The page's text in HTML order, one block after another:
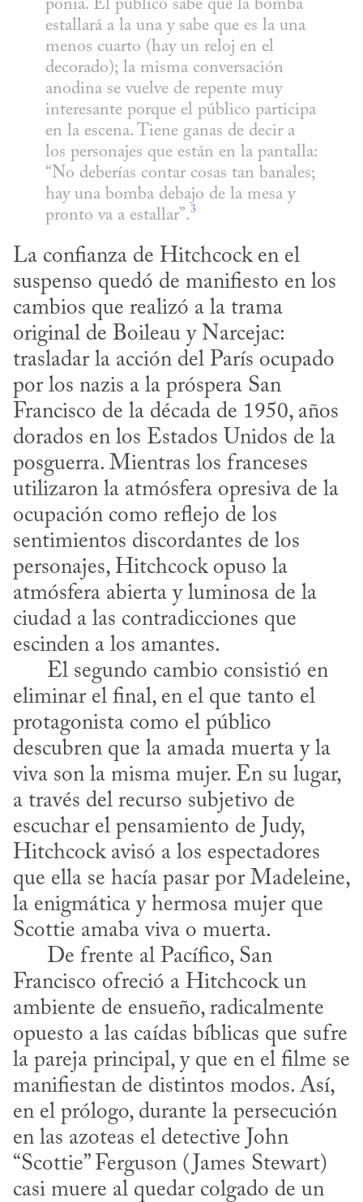
ponía. El público sabe que la bomba
estallará a la una y sabe que es la una
menos cuarto (hay un reloj en el
decorado); la misma conversación
anodina se vuelve de repente muy
interesante porque el público participa
en la escena. Tiene ganas de decir a
los personajes que están en la pantalla:
“No deberías contar cosas tan banales;
hay una bomba debajo de la mesa y
pronto va a estallar”.3
La confianza de Hitchcock en el
suspenso quedó de manifiesto en los
cambios que realizó a la trama
original de Boileau y Narcejac:
trasladar la acción del París ocupado
por los nazis a la próspera San
Francisco de la década de 1950, años
dorados en los Estados Unidos de la
posguerra. Mientras los franceses
utilizaron la atmósfera opresiva de la
ocupación como reflejo de los
sentimientos discordantes de los
personajes, Hitchcock opuso la
atmósfera abierta y luminosa de la
ciudad a las contradicciones que
escinden a los amantes.
eliminar el final, en el que tanto el
protagonista como el público
descubren que la amada muerta y la
viva son la misma mujer. En su lugar,
a través del recurso subjetivo de
escuchar el pensamiento de Judy,
Hitchcock avisó a los espectadores
que ella se hacía pasar por Madeleine,
la enigmática y hermosa mujer que
Scottie amaba viva o muerta.
Francisco ofreció a Hitchcock un
ambiente de ensueño, radicalmente
opuesto a las caídas bíblicas que sufre
la pareja principal, y que en el filme se
manifiestan de distintos modos. Así,
en el prólogo, durante la persecución
en las azoteas el detective John
“Scottie” Ferguson (James Stewart)
casi muere al quedar colgado de un